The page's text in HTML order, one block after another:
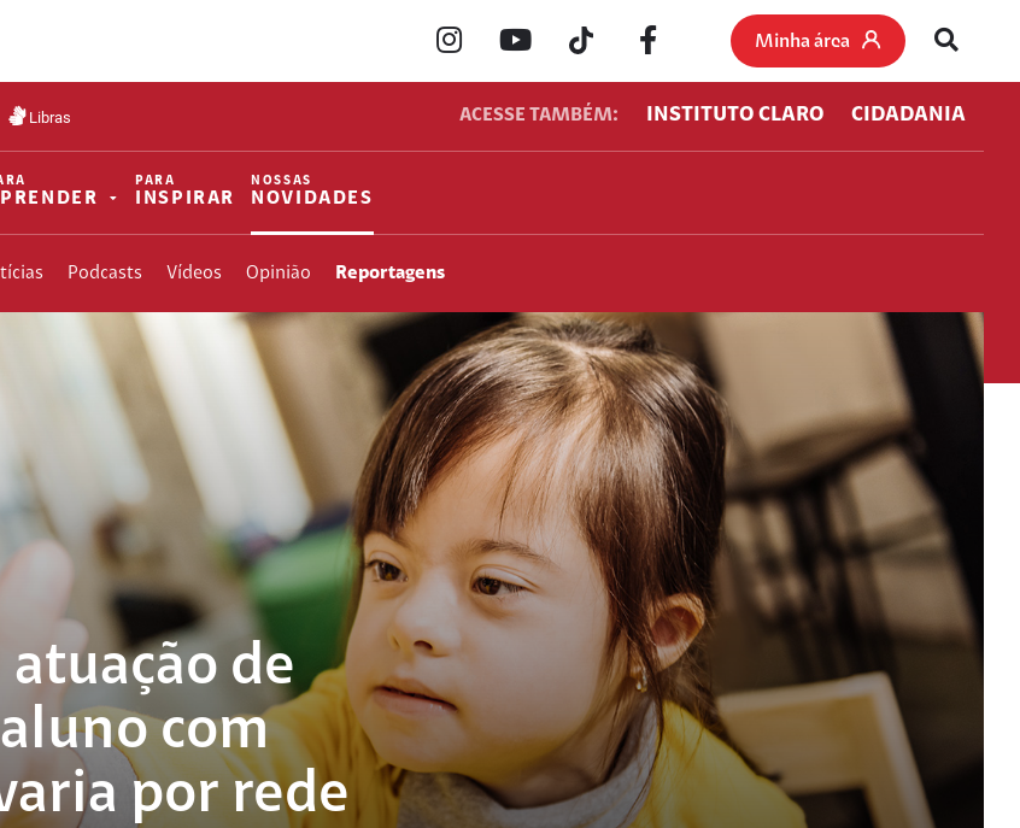
Minha área
Libras ACESSE TAMBÉM: INSTITUTO CLARO CIDADANIA
PARA
INSPIRAR
NOSSAS
NOVIDADES
Podcasts Vídeos Opinião Reportagens
atuação de
com
por rede